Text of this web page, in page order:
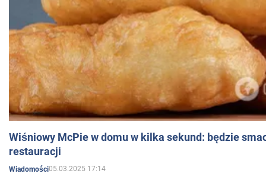
Wiśniowy McPie w domu w kilka sekund: będzie
restauracji
Wiadomości05.03.2025 17:14